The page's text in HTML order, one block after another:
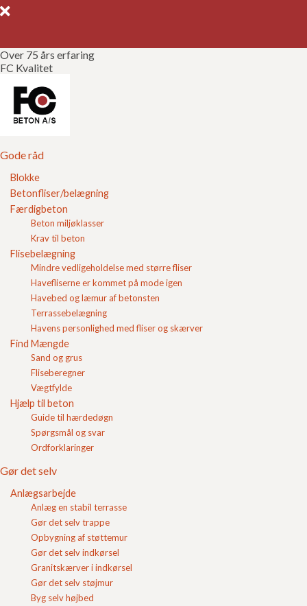
Over 75 års erfaring
FC Kvalitet
Gode råd
Blokke
Betonfliser/belægning
Færdigbeton
Beton miljøklasser
Krav til beton
Flisebelægning
Mindre vedligeholdelse med større fliser
Havefliserne er kommet på mode igen
Havebed og læmur af betonsten
Terrassebelægning
Havens personlighed med fliser og skærver
Find Mængde
Sand og grus
Fliseberegner
Vægtfylde
Hjælp til beton
Guide til hærdedøgn
Spørgsmål og svar
Ordforklaringer
Gør det selv
Anlægsarbejde
Anlæg en stabil terrasse
Gør det selv trappe
Opbygning af støttemur
Gør det selv indkørsel
Granitskærver i indkørsel
Gør det selv støjmur
Byg selv højbed
Gode råd
Gør det selv
Kvalitetssikring
Brochurer
Referencer
Om FC
Kontakt
Login
Indkøbskurv
Fugekonstruktioner
En forkert
udført fuge
mellem
havefliserog
stærk som ønsket. Specielt vil fugen i en indkørsel
kunne medføre store forskelle på hvor stærk
indkørslen er og hvor god belægningen er til at
modvirke kørespor.
Når man har fuget rigtigt, vil fugen være med til at
fordele trykket fra den eller de sten der modtager den
direkte belastning til de øvrige sten i indkørslen.